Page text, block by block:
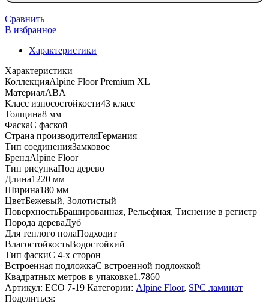
Premium
XL
ECO
19
Дуб
Сливочный
Сравнить
В избранное
Характеристики
Характеристики
КоллекцияAlpine Floor Premium XL
МатериалABA
Класс износостойкости43 класс
Толщина8 мм
ФаскаС фаской
Страна производителяГермания
Тип соединенияЗамковое
БрендAlpine Floor
Тип рисункаПод дерево
Длина1220 мм
Ширина180 мм
ЦветБежевый, Золотистый
ПоверхностьБрашированная, Рельефная, Тиснение в регистр
Порода дереваДуб
Для теплого полаПодходит
ВлагостойкостьВодостойкий
Тип фаскиС 4-х сторон
Встроенная подложкаC встроенной подложкой
Квадратных метров в упаковке1.7860
Артикул: ECO 7-19 Категории: Alpine Floor, SPC ламинат
Поделиться: